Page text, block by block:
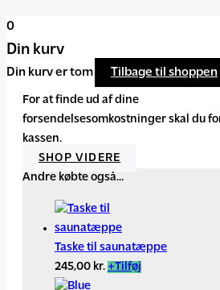
0
Din kurv
Din kurv er tom Tilbage til shoppen
For at finde ud af dine
forsendelsesomkostninger skal du
kassen.
SHOP VIDERE
Andre købte også...
Taske til saunatæppe
245,00 kr. +Tilføj